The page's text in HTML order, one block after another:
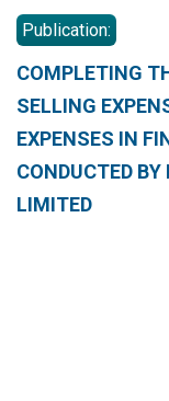
Publication:
COMPLETING
SELLING
EXPENSES IN
CONDUCTED
LIMITED